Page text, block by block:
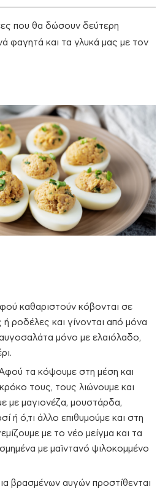
που θα δώσουν δεύτερη
φαγητά και τα γλυκά μας με τον
καθαριστούν κόβονται σε
ή ροδέλες και γίνονται από μόνα
μόνο με ελαιόλαδο,
Αφού τα κόψουμε στη μέση και
τους, τους λιώνουμε και
με μαγιονέζα, μουστάρδα,
ή ό,τι άλλο επιθυμούμε και στη
με το νέο μείγμα και τα
με μαϊντανό ψιλοκομμένο
βρασμένων αυγών προστίθενται